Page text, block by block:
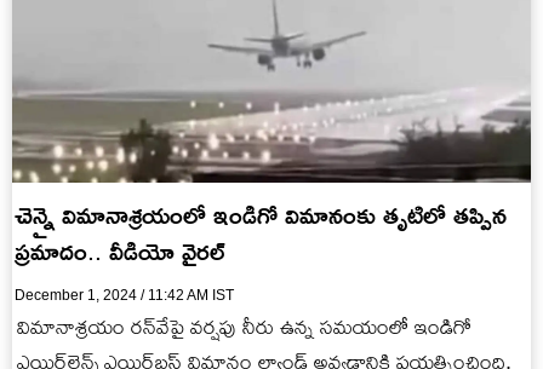
చెన్నై విమానాశ్రయంలో ఇండిగో విమానంకు తృటిలో తప్పిన
ప్రమాదం.. వీడియో వైరల్
December 1, 2024 / 11:42 AM IST
విమానాశ్రయం ర‌న్‌వేపై వర్షపు నీరు ఉన్న సమయంలో ఇండిగో
ఎయిర్‌లైన్స్ ఎయిర్‌బ‌స్‌ విమానం ల్యాండ్ అవ్వడానికి ప్రయత్నించింది.